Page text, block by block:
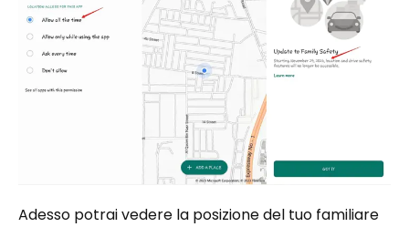
Adesso potrai vedere la posizione del tuo familiare